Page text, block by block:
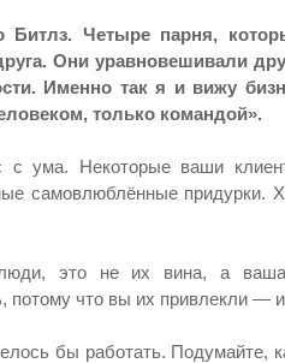
Четыре парня,
Они уравновешивали
Именно так я и вижу
только командой».
с ума. Некоторые ваши
самовлюблённые придурки.
люди, это не их вина, а
что вы их привлекли —
бы работать. Подумайте,